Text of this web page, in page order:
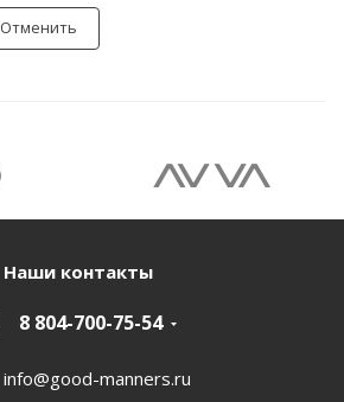
Отменить
Наши контакты
8 804-700-75-54
info@good-manners.ru